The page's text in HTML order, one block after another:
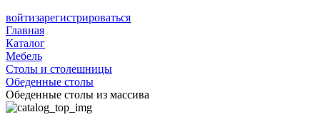
войтизарегистрироваться
Главная
Каталог
Мебель
Столы и столешницы
Обеденные столы
Обеденные столы из массива